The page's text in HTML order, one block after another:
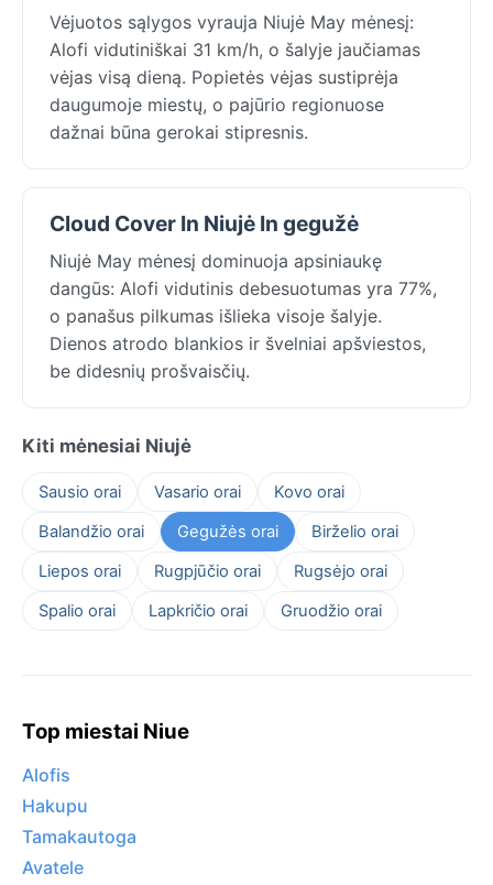
Vėjuotos sąlygos vyrauja Niujė May mėnesį:
Alofi vidutiniškai 31 km/h, o šalyje jaučiamas
vėjas visą dieną. Popietės vėjas sustiprėja
daugumoje miestų, o pajūrio regionuose
dažnai būna gerokai stipresnis.
Cloud Cover In Niujė In gegužė
Niujė May mėnesį dominuoja apsiniaukę
dangūs: Alofi vidutinis debesuotumas yra 77%,
o panašus pilkumas išlieka visoje šalyje.
Dienos atrodo blankios ir švelniai apšviestos,
be didesnių prošvaisčių.
Kiti mėnesiai Niujė
Sausio orai Vasario orai
Kovo orai
Balandžio orai
Gegužės orai
Birželio orai
Liepos orai
Rugpjūčio orai
Rugsėjo orai
Spalio orai
Lapkričio orai Gruodžio orai
Top miestai Niue
Alofis
Hakupu
Tamakautoga
Avatele